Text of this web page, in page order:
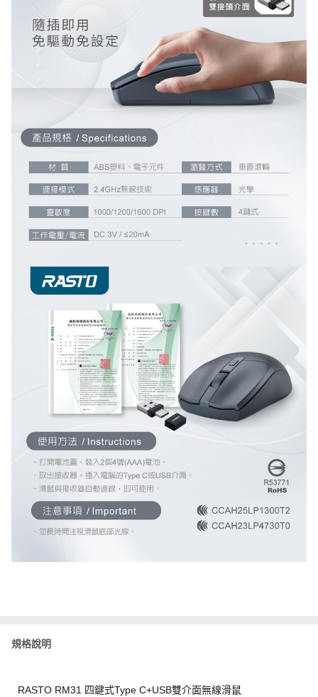
規格說明
RASTO RM31 四鍵式Type C+USB雙介面無線滑鼠